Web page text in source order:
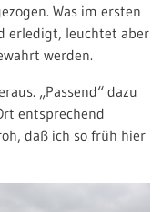
Was im ersten
erledigt, leuchtet aber
werden.
„Passend“ dazu
entsprechend
daß ich so früh hier